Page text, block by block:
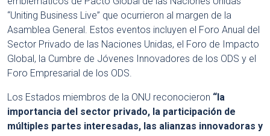
“Uniting Business Live” que ocurrieron al margen de la
Asamblea General. Estos eventos incluyen el Foro Anual del
Sector Privado de las Naciones Unidas, el Foro de Impacto
Global, la Cumbre de Jóvenes Innovadores de los ODS y el
Foro Empresarial de los ODS.
Los Estados miembros de la ONU reconocieron “la
importancia del sector privado, la participación de
múltiples partes interesadas, las alianzas innovadoras y